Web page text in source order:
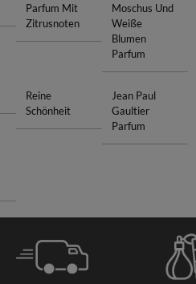
Parfum Mit
Zitrusnoten
Moschus Und
Weiße
Blumen
Parfum
Reine
Schönheit
Jean Paul
Gaultier
Parfum